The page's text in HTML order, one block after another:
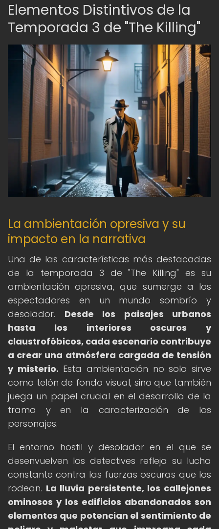
Elementos Distintivos de la
Temporada 3 de "The Killing"
La ambientación opresiva y su
impacto en la narrativa
Una de las características más destacadas
de la temporada 3 de "The Killing" es su
ambientación opresiva, que sumerge a los
espectadores en un mundo sombrío y
desolador. Desde los paisajes urbanos
hasta los interiores oscuros y
claustrofóbicos, cada escenario contribuye
a crear una atmósfera cargada de tensión
y misterio. Esta ambientación no solo sirve
como telón de fondo visual, sino que también
juega un papel crucial en el desarrollo de la
trama y en la caracterización de los
personajes.
El entorno hostil y desolador en el que se
desenvuelven los detectives refleja su lucha
constante contra las fuerzas oscuras que los
rodean. La lluvia persistente, los callejones
ominosos y los edificios abandonados son
elementos que potencian el sentimiento de